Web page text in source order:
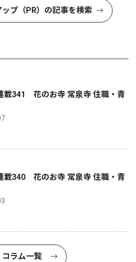
プ（PR）の記事を検索
載341 花のお寺 常泉寺 住職・青
載340 花のお寺 常泉寺 住職・青
コラム一覧